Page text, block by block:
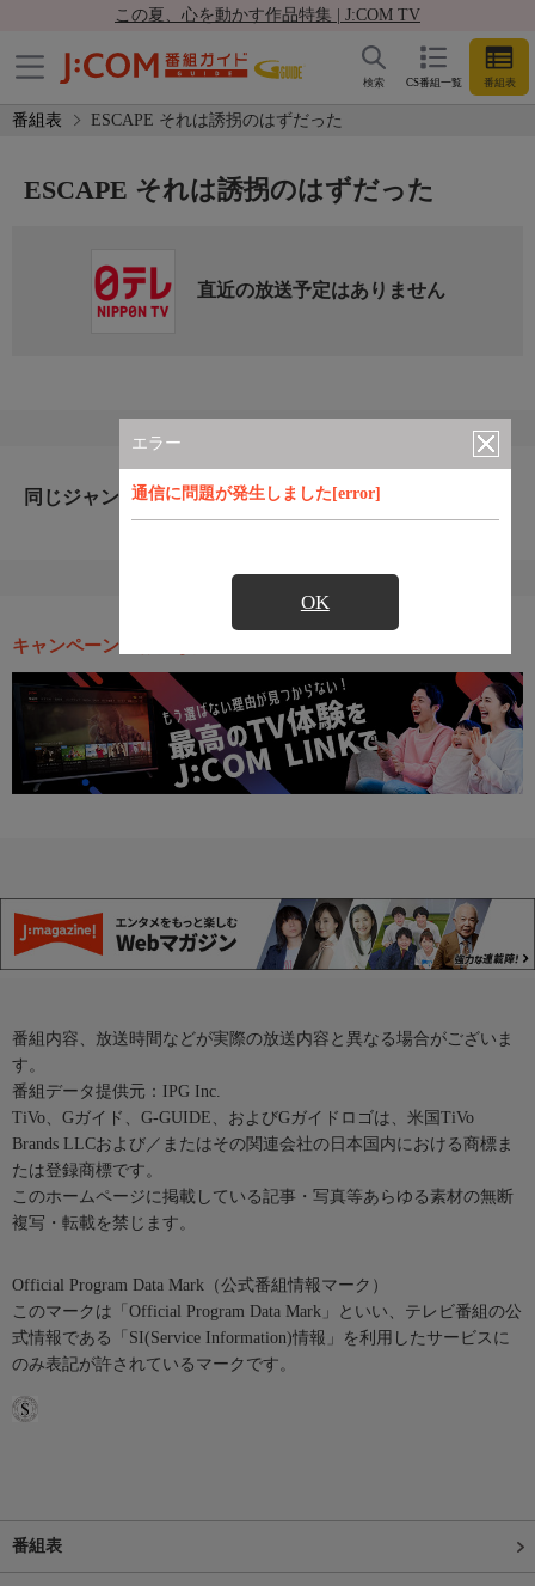
この夏、心を動かす作品特集 | J:COM TV
CS番組一覧 番組表
検索
番組表 ESCAPE それは誘拐のはずだった
エラー
通信に問題が発生しました[error]
OK
ESCAPE それは誘拐のはずだった
直近の放送予定はありません
同じジャンルのおすすめ番組
キャンペーン・お得な情報
番組内容、放送時間などが実際の放送内容と異なる場合がございま
す。
番組データ提供元：IPG Inc.
TiVo、Gガイド、G-GUIDE、およびGガイドロゴは、米国TiVo
Brands LLCおよび／またはその関連会社の日本国内における商標ま
たは登録商標です。
このホームページに掲載している記事・写真等あらゆる素材の無断
複写・転載を禁じます。
Official Program Data Mark（公式番組情報マーク）
このマークは「Official Program Data Mark」といい、テレビ番組の公
式情報である「SI(Service Information)情報」を利用したサービスに
のみ表記が許されているマークです。
番組表